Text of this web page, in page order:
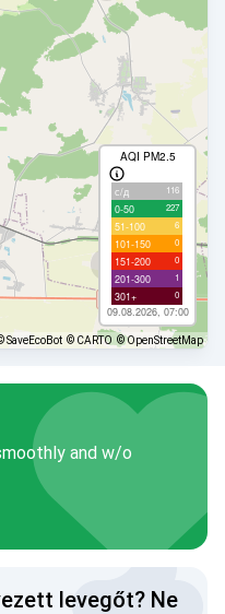
AQI PM2.5
с/д 116
0-50 227
51-100 6
101-150 0
151-200 0
201-300 1
301+ 0
09.08.2026, 07:00
SaveEcoBot © CARTO © OpenStreetMap
and w/o
levegőt? Ne